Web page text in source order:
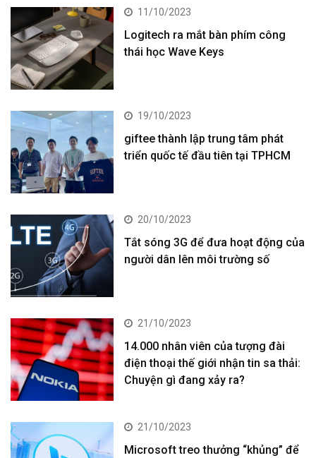
11/10/2023
Logitech ra mắt bàn phím công
thái học Wave Keys
19/10/2023
giftee thành lập trung tâm phát
triển quốc tế đầu tiên tại TPHCM
20/10/2023
Tắt sóng 3G để đưa hoạt động của
người dân lên môi trường số
21/10/2023
14.000 nhân viên của tượng đài
điện thoại thế giới nhận tin sa thải:
Chuyện gì đang xảy ra?
21/10/2023
Microsoft treo thưởng “khủng” để